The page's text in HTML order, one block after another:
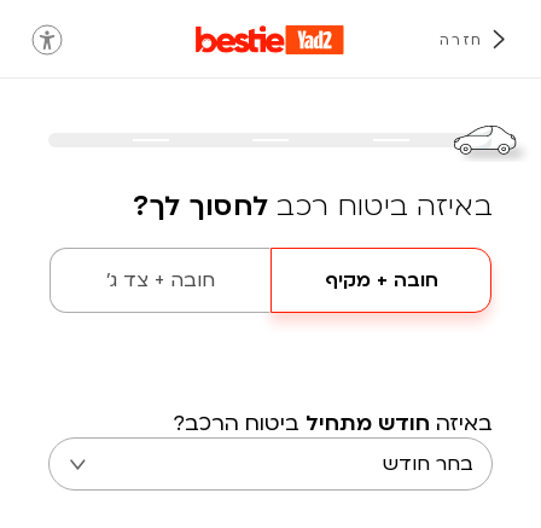
חזרה
באיזה ביטוח רכב לחסוך לך?
חובה + מקיף חובה + צד ג'
באיזה חודש מתחיל ביטוח הרכב?